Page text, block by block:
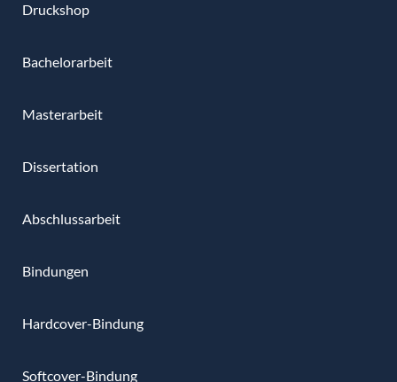
Druckshop
Bachelorarbeit
Masterarbeit
Dissertation
Abschlussarbeit
Bindungen
Hardcover-Bindung
Softcover-Bindung